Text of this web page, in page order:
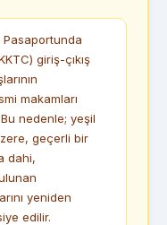
Pasaportunda
giriş-çıkış
makamları
nedenle; yeşil
geçerli bir
dahi,
yeniden
edilir.